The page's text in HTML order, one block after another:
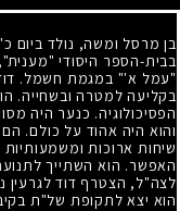
בן מרסל ומשה, נולד ביום
בבית-הספר היסודי
"עמל א'" במגמת חשמל.
בקליעה למטרה ובשחייה.
הפסיכולוגיה. כנער היה
והוא היה אהוד על כולם.
שיחות ארוכות
האפשר. הוא השתייך
לצה"ל, הצטרף דוד לגרעין
הוא יצא לתקופת של"ת